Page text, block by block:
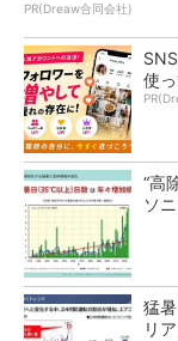
PR(Dreaw合同会社)
使っ
“高
ソ
猛
リ